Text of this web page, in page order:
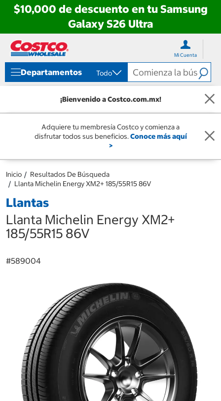
$10,000 de descuento en tu Samsung
Galaxy S26 Ultra
directo
contenido
directo
menú
navegación
Mi Cuenta
Departamentos Todo
¡Bienvenido a Costco.com.mx!
Adquiere tu membresía Costco y comienza a
disfrutar todos sus beneficios.Conoce más aquí
>
Inicio
Resultados De Búsqueda
Llanta Michelin Energy XM2+ 185/55R15 86V
Llantas
Llanta Michelin Energy XM2+
185/55R15 86V
#589004